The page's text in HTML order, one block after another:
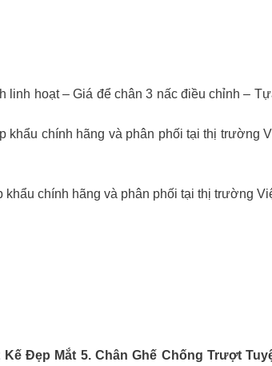
hoạt – Giá để chân 3 nấc điều chỉnh –
chính hãng và phân phối tại thị trường
chính hãng và phân phối tại thị trường
Kế Đẹp Mắt 5. Chân Ghế Chống Trượt